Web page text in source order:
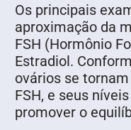
Os principais
aproximação da
FSH (Hormônio
Estradiol.
ovários se
FSH, e seus
promover o